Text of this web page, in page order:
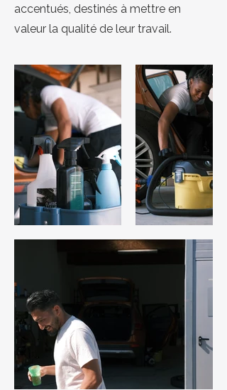
accentués, destinés à mettre en
valeur la qualité de leur travail.